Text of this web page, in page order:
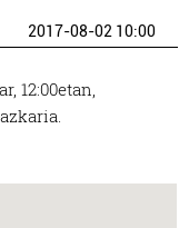
2017-08-02 10:00
12:00etan,